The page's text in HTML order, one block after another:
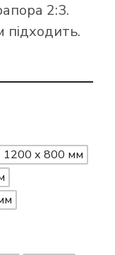
2:3.
підходить.
1200 х 800 мм